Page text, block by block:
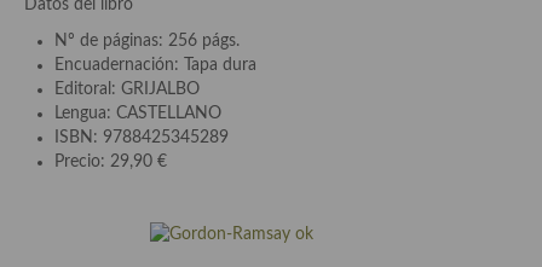
Arroces Y fideuás
Legumbres y cereales
Cuscús
Datos del libro
Nº de páginas: 256 págs.
Encuadernación: Tapa dura
Editoral: GRIJALBO
Lengua: CASTELLANO
ISBN: 9788425345289
Precio: 29,90 €